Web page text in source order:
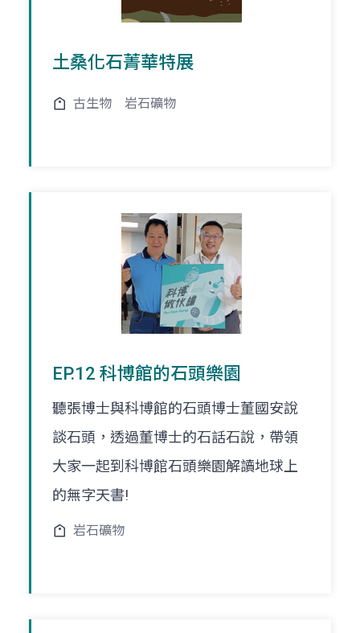
土桑化石菁華特展
古生物 岩石礦物
EP.12 科博館的石頭樂園
聽張博士與科博館的石頭博士董國安說
談石頭，透過董博士的石話石說，帶領
大家一起到科博館石頭樂園解讀地球上
的無字天書!
岩石礦物